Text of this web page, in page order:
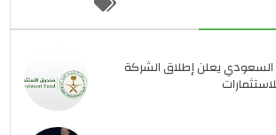
السعودي يعلن إطلاق الشركة